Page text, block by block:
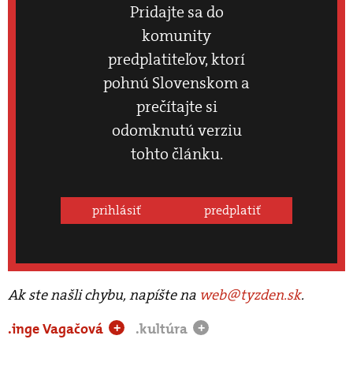
Pridajte sa do
komunity
predplatiteľov, ktorí
pohnú Slovenskom a
prečítajte si
odomknutú verziu
tohto článku.
prihlásiť predplatiť
Ak ste našli chybu, napíšte na web@tyzden.sk.
.inge Vagačová
+ .kultúra +